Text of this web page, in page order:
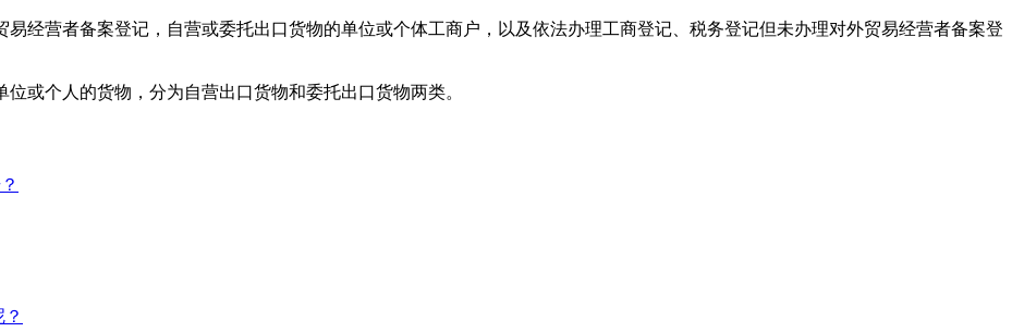
营者备案登记，自营或委托出口货物的单位或个体工商户，以及依法办理工商登记、税务登记但未办理对外贸易经营者备案登
个人的货物，分为自营出口货物和委托出口货物两类。